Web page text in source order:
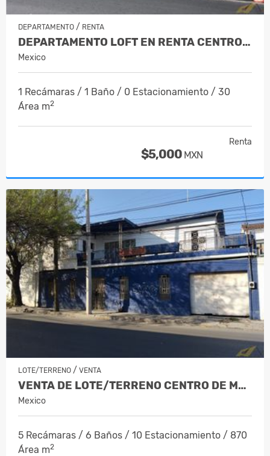
DEPARTAMENTO / RENTA
DEPARTAMENTO LOFT EN RENTA CENTRO DE…
Mexico
1 Recámaras / 1 Baño / 0 Estacionamiento / 30
Área m2
Renta
$5,000 MXN
LOTE/TERRENO / VENTA
VENTA DE LOTE/TERRENO CENTRO DE MONT…
Mexico
5 Recámaras / 6 Baños / 10 Estacionamiento / 870
Área m2